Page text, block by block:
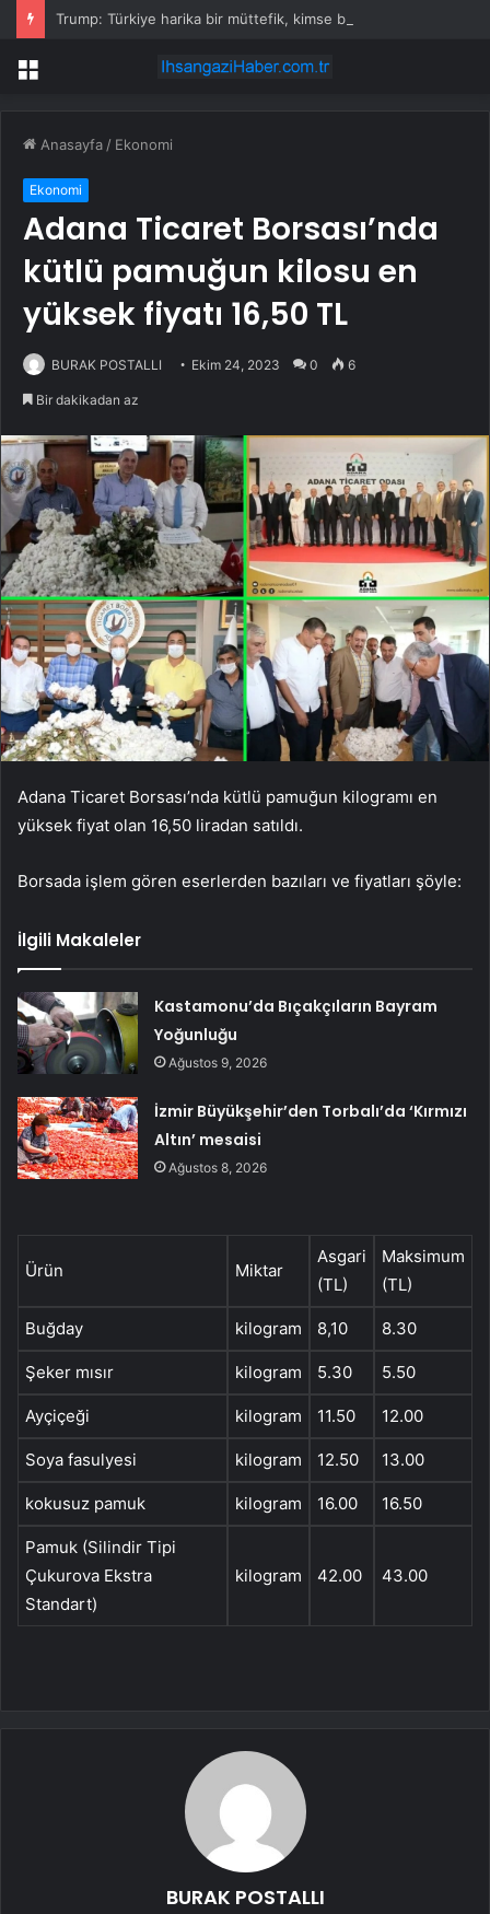
Menü
Anasayfa / Ekonomi
Ekonomi
Adana Ticaret Borsası’nda
kütlü pamuğun kilosu en
yüksek fiyatı 16,50 TL
BURAK POSTALLI Ekim 24, 2023 0 6
Bir dakikadan az
Adana Ticaret Borsası’nda kütlü pamuğun kilogramı en
yüksek fiyat olan 16,50 liradan satıldı.
Borsada işlem gören eserlerden bazıları ve fiyatları şöyle:
İlgili Makaleler
Kastamonu’da Bıçakçıların Bayram
Yoğunluğu
Ağustos 9, 2026
İzmir Büyükşehir’den Torbalı’da ‘Kırmızı
Altın’ mesaisi
Ağustos 8, 2026
Ürün Miktar
Asgari
(TL)
Maksimum
(TL)
Buğday kilogram 8,10 8.30
Şeker mısır kilogram 5.30 5.50
Ayçiçeği kilogram 11.50 12.00
Soya fasulyesi kilogram 12.50 13.00
kokusuz pamuk kilogram 16.00 16.50
Pamuk (Silindir Tipi
Çukurova Ekstra
Standart)
kilogram 42.00 43.00
BURAK POSTALLI